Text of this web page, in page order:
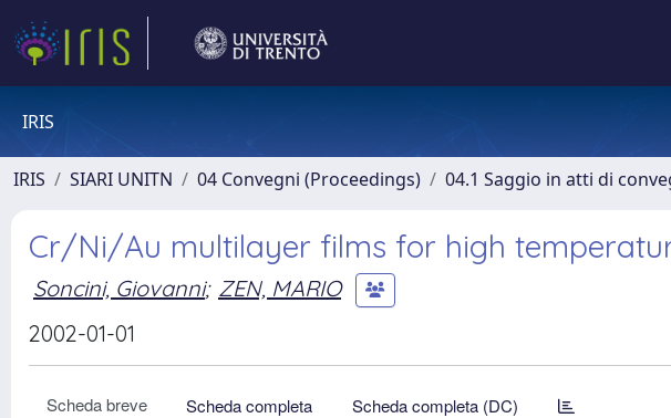
IRIS
IRIS SIARI UNITN 04 Convegni (Proceedings) 04.1 Saggio in atti di
Cr/Ni/Au multilayer films for high
Soncini, Giovanni; ZEN, MARIO
2002-01-01
Scheda breve Scheda completa Scheda completa (DC)